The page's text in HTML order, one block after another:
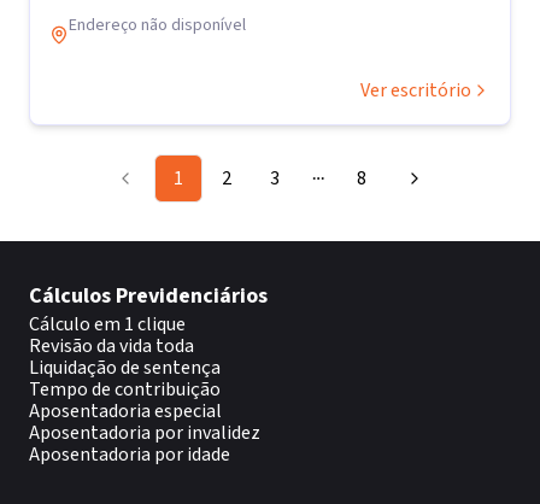
Endereço não disponível
Ver escritório
1 2 3 More pages
8
Cálculos Previdenciários
Cálculo em 1 clique
Revisão da vida toda
Liquidação de sentença
Tempo de contribuição
Aposentadoria especial
Aposentadoria por invalidez
Aposentadoria por idade